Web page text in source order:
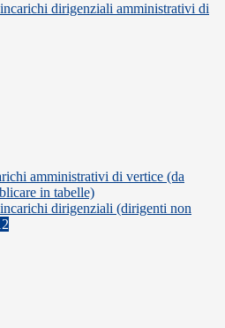
dirigenziali amministrativi di
amministrativi di vertice (da
in tabelle)
dirigenziali (dirigenti non